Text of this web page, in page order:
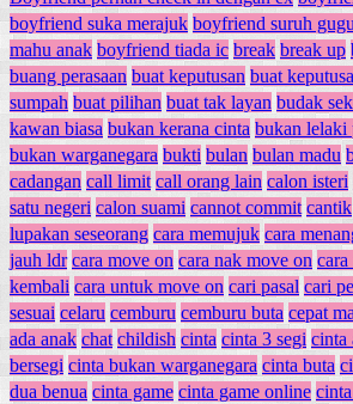
boyfriend suka merajuk boyfriend suruh
mahu anak boyfriend tiada ic break break up
buang perasaan buat keputusan buat
sumpah buat pilihan buat tak layan budak
kawan biasa bukan kerana cinta bukan lelaki
bukan warganegara bukti bulan bulan madu
cadangan call limit call orang lain calon isteri
satu negeri calon suami cannot commit cantik
lupakan seseorang cara memujuk cara
jauh ldr cara move on cara nak move on cara
kembali cara untuk move on cari pasal cari
sesuai celaru cemburu cemburu buta cepat
ada anak chat childish cinta cinta 3 segi cinta
bersegi cinta bukan warganegara cinta buta
dua benua cinta game cinta game online